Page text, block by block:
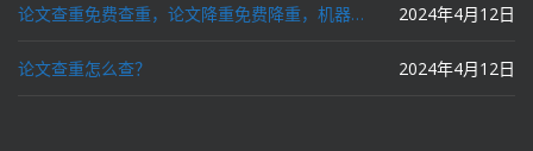
论文查重免费查重，论文降重免费降重，机器降重，人工降重，降低AIGC写作率，ai写论文，都要选论文狗和paperdog以及文思慧达！ 2024年4月12日
论文查重怎么查？ 2024年4月12日